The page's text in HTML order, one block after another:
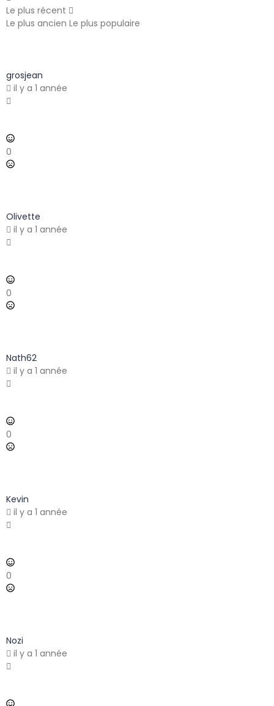
Le plus récent
Le plus ancien Le plus populaire
grosjean
il y a 1 année
0
Olivette
il y a 1 année
0
Nath62
il y a 1 année
0
Kevin
il y a 1 année
0
Nozi
il y a 1 année